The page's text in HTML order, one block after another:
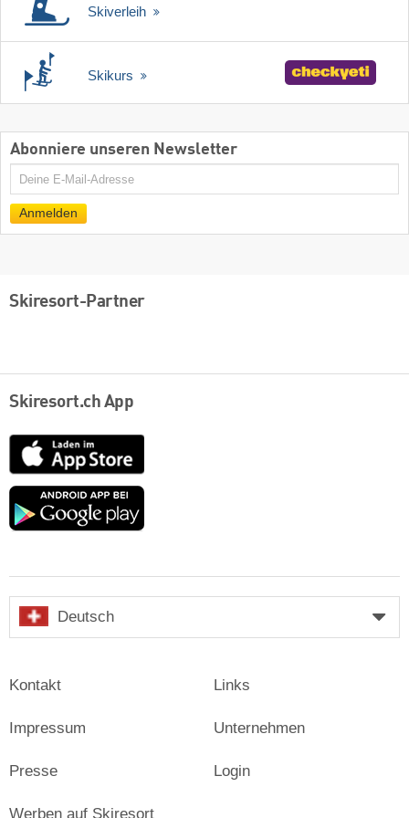
Skiverleih
Skikurs
Abonniere unseren Newsletter
E-
Anmelden
Skiresort-Partner
Skiresort.ch App
App
Store
Google
Deutsch
Kontakt
Impressum
Presse
Links
Unternehmen
Login
Werben auf Skiresort